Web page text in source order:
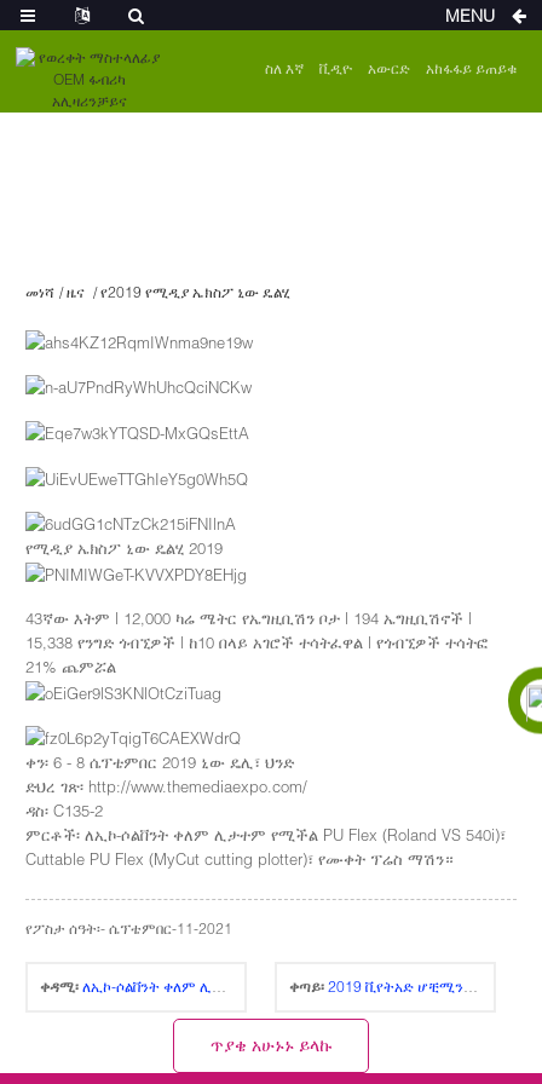
ስለ እኛ ቪዲዮ አውርድ አከፋፋይ ይጠይቁ
መነሻ ዜና የ2019 የሚዲያ ኤክስፖ ኒው ዴልሂ
የሚዲያ ኤክስፖ ኒው ዴልሂ 2019
43ኛው እትም | 12,000 ካሬ ሜትር የኤግዚቢሽን ቦታ | 194 ኤግዚቢሽኖች |
15,338 የንግድ ጎብኚዎች | ከ10 በላይ አገሮች ተሳትፈዋል | የጎብኚዎች ተሳትፎ
21% ጨምሯል
ቀን፡ 6 - 8 ሴፕቴምበር 2019 ኒው ዴሊ፣ ህንድ
ድህረ ገጽ፡ http://www.themediaexpo.com/
ዳስ፡ C135-2
ምርቶች፡ ለኢኮ-ሶልቨንት ቀለም ሊታተም የሚችል PU Flex (Roland VS 540i)፣
Cuttable PU Flex (MyCut cutting plotter)፣ የሙቀት ፕሬስ ማሽን።
የፖስታ ሰዓት፡- ሴፕቴምበር-11-2021
ቀዳሚ፡ ለኢኮ-ሶልቨንት ቀለም ሊታተም የሚችል ፍሎክ (HTF-300S) ቀጣይ፡ 2019 ቪየትአድ ሆቺሚንህ ሲቲ
ጥያቄ አሁኑኑ ይላኩ
MENU